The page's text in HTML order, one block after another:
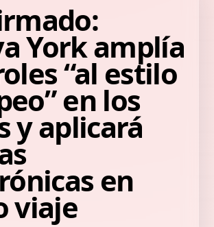
York amplía
“al estilo
en los
y aplicará
en
viaje